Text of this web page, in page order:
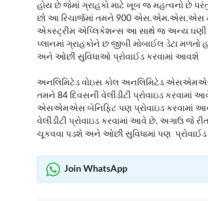
હોય છે જેમાં ગ્રાહકો માટે ખૂબ જ મહત્વનો છે
છો આ રિચાર્જમાં તમને 900 એસ.એમ.એસ.એસ
એક્સ્ટ્રીમ એપ્લિકેશન્સ આ સાથે જ અન્ય ઘણી
પ્લાનમાં ગ્રાહકોને છ જીબી મોબાઈલ ડેટા
અને ઓછી સુવિધાઓ પ્રોવાઈડ કરવામાં આવશે
અનલિમિટેડ વોઇસ કોલ અનલિમિટેડ
તમને 84 દિવસની વેલીડીટી પ્રોવાઇડ કરવામાં
એસએમએસ બેનિફિટ પણ પ્રોવાઇડ કરવામાં
વેલીડીટી પ્રોવાઇડ કરવામાં આવે છે. અગાઉ જે
ચૂકવવા પડશે અને ઓછી સુવિધામાં પણ પ્રોવાઈડ
Join WhatsApp